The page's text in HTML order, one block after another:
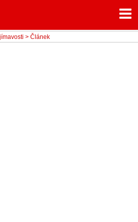
> Článek